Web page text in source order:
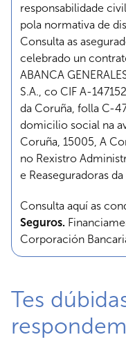
responsabilidade
pola normativa de
Consulta as
celebrado un
ABANCA
S.A., co CIF A-
da Coruña, folla C-
domicilio social na
Coruña, 15005, A
no Rexistro
e Reaseguradoras
Consulta aquí as
Seguros.
Corporación
Tes